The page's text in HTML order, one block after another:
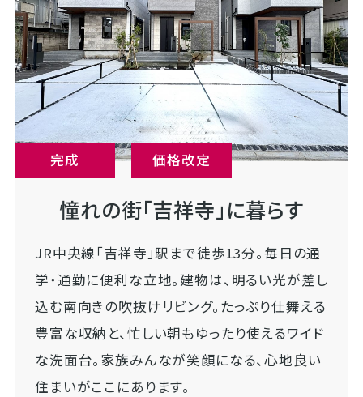
完成 価格改定
憧れの街「吉祥寺」に暮らす
JR中央線「吉祥寺」駅まで徒歩13分。毎日の通
学・通勤に便利な立地。建物は、明るい光が差し
込む南向きの吹抜けリビング。たっぷり仕舞える
豊富な収納と、忙しい朝もゆったり使えるワイド
な洗面台。家族みんなが笑顔になる、心地良い
住まいがここにあります。